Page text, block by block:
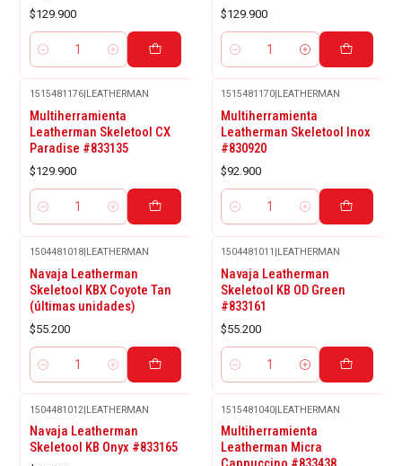
$129.900
Cantidad
$129.900
Cantidad
1515481176| LEATHERMAN
Multiherramienta
Leatherman Skeletool CX
Paradise #833135
$129.900
Cantidad
1515481170 LEATHERMAN
Multiherramienta
Leatherman Skeletool Inox
#830920
$92.900
Cantidad
1504481018|LEATHERMAN
Navaja Leatherman
Skeletool KBX Coyote Tan
(últimas unidades)
$55.200
Cantidad
1504481011 |LEATHERMAN
Navaja Leatherman
Skeletool KB OD Green
#833161
$55.200
Cantidad
1504481012|LEATHERMAN
Navaja Leatherman
Skeletool KB Onyx #833165
1515481040|LEATHERMAN
Multiherramienta
Leatherman Micra